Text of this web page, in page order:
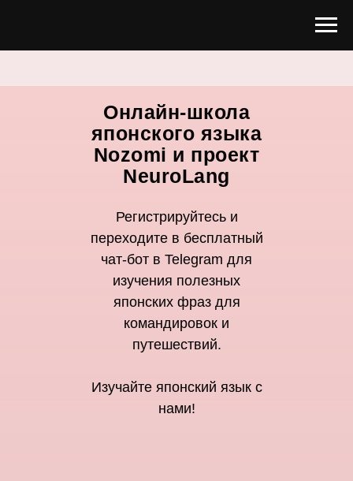
Онлайн-школа
японского языка
Nozomi и проект
NeuroLang
Регистрируйтесь и
переходите в бесплатный
чат-бот в Telegram для
изучения полезных
японских фраз для
командировок и
путешествий.
Изучайте японский язык с
нами!